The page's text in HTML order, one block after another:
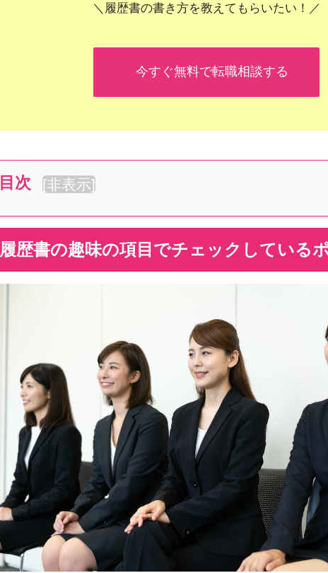
＼履歴書の書き方を教えてもらいたい！／
今すぐ無料で転職相談する
目次 [非表示]
履歴書の趣味の項目でチェックしている